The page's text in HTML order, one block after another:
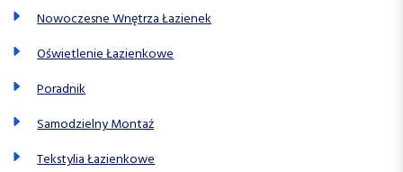
Nowoczesne Wnętrza Łazienek
Oświetlenie Łazienkowe
Poradnik
Samodzielny Montaż
Tekstylia Łazienkowe